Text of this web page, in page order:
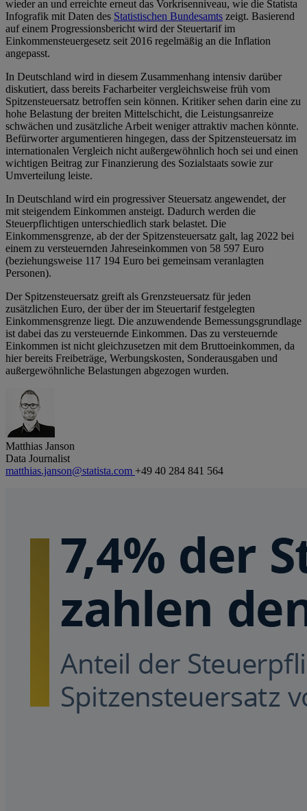
wieder an und erreichte erneut das Vorkrisenniveau, wie die Statista
Infografik mit Daten des Statistischen Bundesamts zeigt. Basierend
auf einem Progressionsbericht wird der Steuertarif im
Einkommensteuergesetz seit 2016 regelmäßig an die Inflation
angepasst.
In Deutschland wird in diesem Zusammenhang intensiv darüber
diskutiert, dass bereits Facharbeiter vergleichsweise früh vom
Spitzensteuersatz betroffen sein können. Kritiker sehen darin eine zu
hohe Belastung der breiten Mittelschicht, die Leistungsanreize
schwächen und zusätzliche Arbeit weniger attraktiv machen könnte.
Befürworter argumentieren hingegen, dass der Spitzensteuersatz im
internationalen Vergleich nicht außergewöhnlich hoch sei und einen
wichtigen Beitrag zur Finanzierung des Sozialstaats sowie zur
Umverteilung leiste.
In Deutschland wird ein progressiver Steuersatz angewendet, der
mit steigendem Einkommen ansteigt. Dadurch werden die
Steuerpflichtigen unterschiedlich stark belastet. Die
Einkommensgrenze, ab der der Spitzensteuersatz galt, lag 2022 bei
einem zu versteuernden Jahreseinkommen von 58 597 Euro
(beziehungsweise 117 194 Euro bei gemeinsam veranlagten
Personen).
Der Spitzensteuersatz greift als Grenzsteuersatz für jeden
zusätzlichen Euro, der über der im Steuertarif festgelegten
Einkommensgrenze liegt. Die anzuwendende Bemessungsgrundlage
ist dabei das zu versteuernde Einkommen. Das zu versteuernde
Einkommen ist nicht gleichzusetzen mit dem Bruttoeinkommen, da
hier bereits Freibeträge, Werbungskosten, Sonderausgaben und
außergewöhnliche Belastungen abgezogen wurden.
Matthias Janson
Data Journalist
matthias.janson@statista.com +49 40 284 841 564